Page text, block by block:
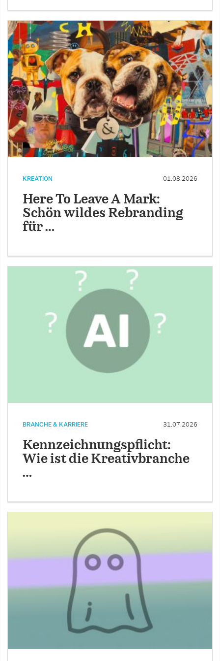
KREATION 01.08.2026
Here To Leave A Mark:
Schön wildes Rebranding
für …
BRANCHE & KARRIERE 31.07.2026
Kennzeichnungspflicht:
Wie ist die Kreativbranche
…